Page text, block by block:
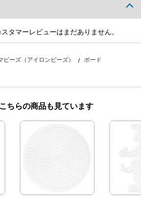
タマーレビューはまだありません。
ビーズ（アイロンビーズ）
ボード
ちらの商品も見ています